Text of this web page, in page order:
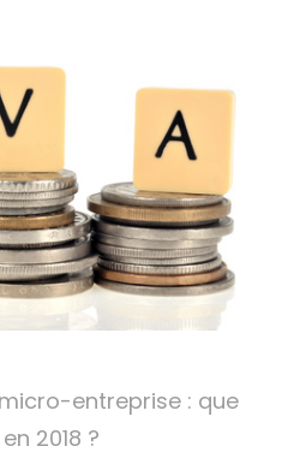
entreprise : que
2018 ?